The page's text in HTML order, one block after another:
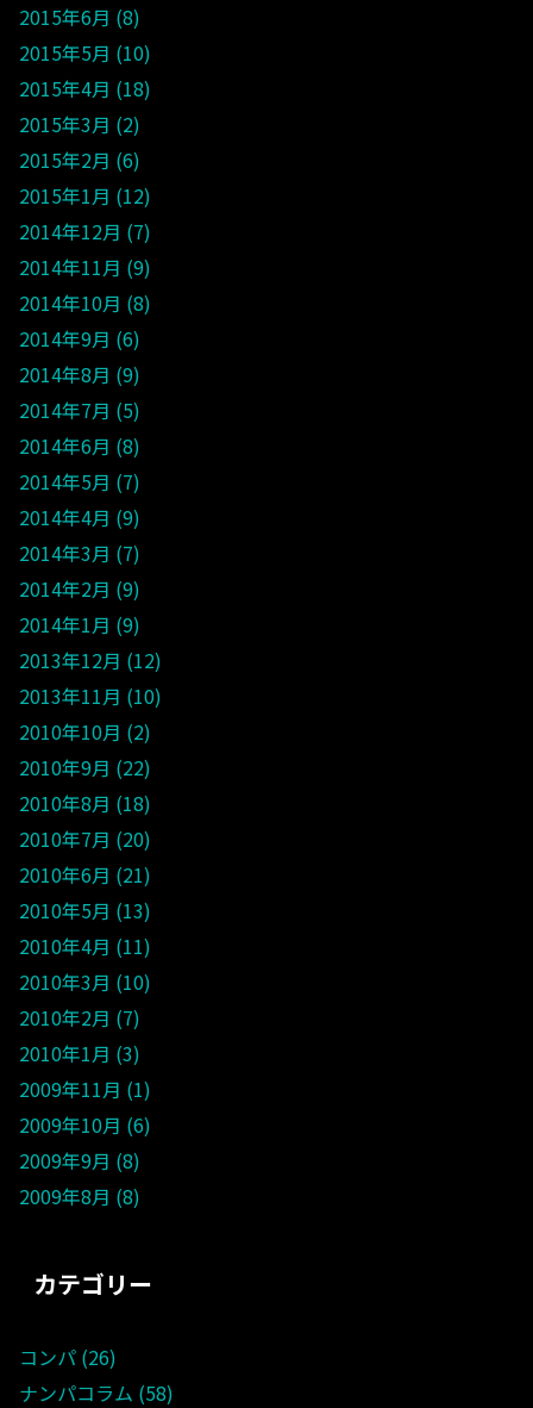
2015年6月 8
2015年5月 10
2015年4月 18
2015年3月 2
2015年2月 6
2015年1月 12
2014年12月 7
2014年11月 9
2014年10月 8
2014年9月 6
2014年8月 9
2014年7月 5
2014年6月 8
2014年5月 7
2014年4月 9
2014年3月 7
2014年2月 9
2014年1月 9
2013年12月 12
2013年11月 10
2010年10月 2
2010年9月 22
2010年8月 18
2010年7月 20
2010年6月 21
2010年5月 13
2010年4月 11
2010年3月 10
2010年2月 7
2010年1月 3
2009年11月 1
2009年10月 6
2009年9月 8
2009年8月 8
カテゴリー
コンパ 26
ナンパコラム 58